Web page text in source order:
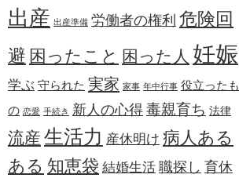
出産 出産準備 労働者の権利危険回
避 困ったこと 困った人 妊娠
学ぶ 守られた 実家 家事 年中行事 役立ったも
の 恋愛 手続き 新人の心得毒親育ち 法律
流産生活力 産休明け 病人ある
ある 知恵袋 結婚生活職探し 育休